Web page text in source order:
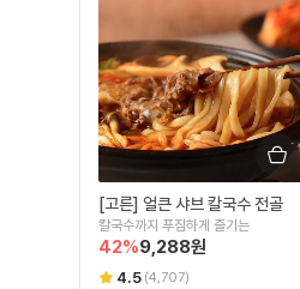
[고른] 얼큰 샤브 칼국수 전골
칼국수까지 푸짐하게 즐기는
42%9,288원
4.5 (4,707)